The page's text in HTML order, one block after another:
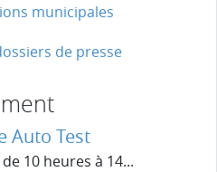
municipales
de presse
Auto Test
10 heures à 14...